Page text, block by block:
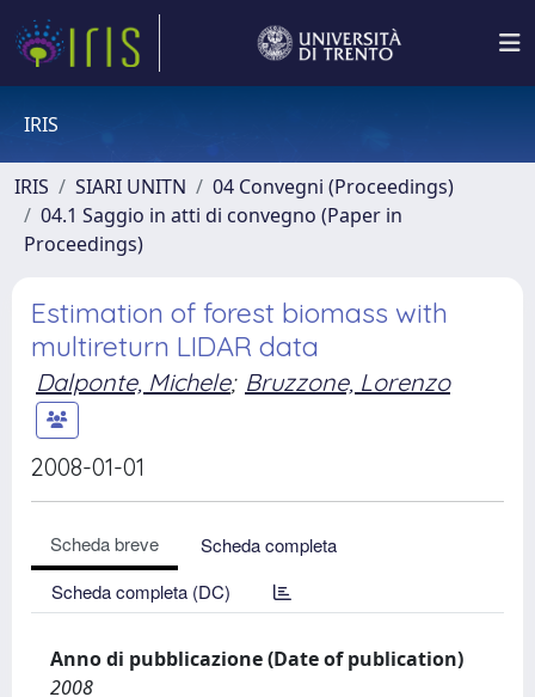
IRIS
IRIS SIARI UNITN
04 Convegni (Proceedings)
04.1 Saggio in atti di convegno (Paper in
Proceedings)
Estimation of forest biomass with
multireturn LIDAR data
Dalponte, Michele; Bruzzone, Lorenzo
2008-01-01
Scheda breve
Scheda completa
Scheda completa (DC)
Anno di pubblicazione (Date of publication)
2008